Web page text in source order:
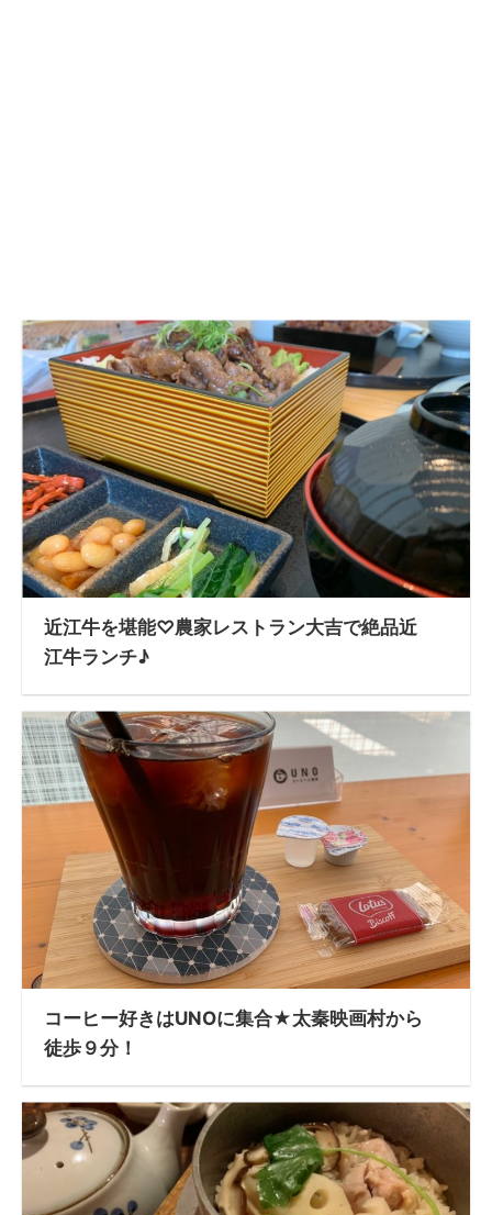
近江牛を堪能♡農家レストラン大吉で絶品近
江牛ランチ♪
コーヒー好きはUNOに集合★太秦映画村から
徒歩９分！